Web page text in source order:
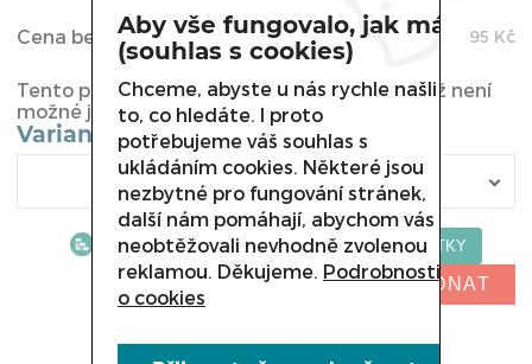
Cena bez DPH: 95 Kč
Tento produkt byl vyřazen z naší nabídky a již není
možné jej u nás koupit.
Varianta
NELZE OBJEDNAT
Aby vše fungovalo, jak má
(souhlas s cookies)
Chceme, abyste u nás rychle našli
to, co hledáte. I proto
potřebujeme váš souhlas s
ukládáním cookies. Některé jsou
nezbytné pro fungování stránek,
další nám pomáhají, abychom vás
neobtěžovali nevhodně zvolenou
reklamou. Děkujeme. Podrobnosti
o cookies